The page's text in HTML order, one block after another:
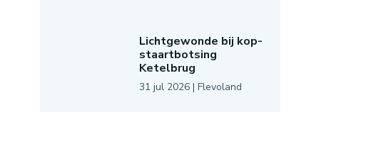
Lichtgewonde bij kop-
staartbotsing
Ketelbrug
31 jul 2026| Flevoland